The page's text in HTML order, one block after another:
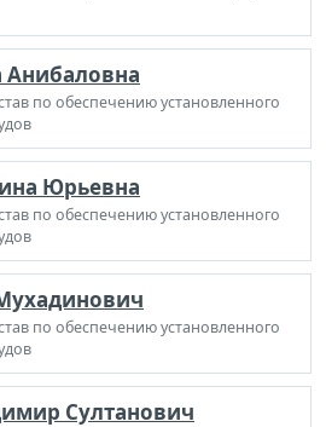
по обеспечению установленного
Юрьевна
по обеспечению установленного
по обеспечению установленного
Султанович